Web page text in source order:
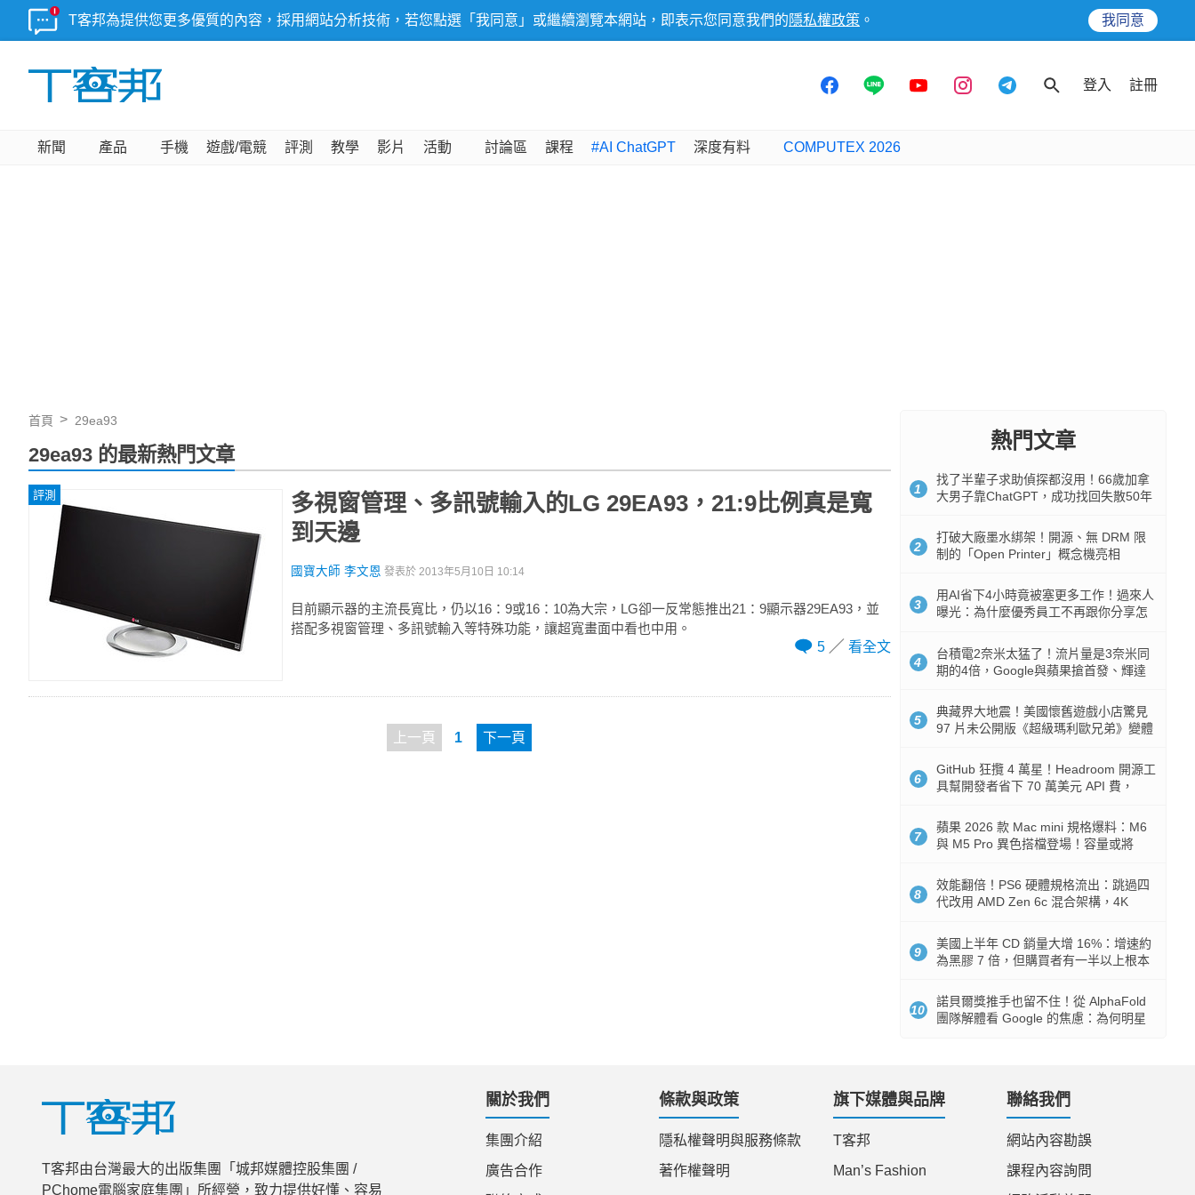
T客邦為提供您更多優質的內容，採用網站分析技術，若您點選「我同意」或繼續瀏覽本網站，即表示您同意我們的 隱私權政策 。 我同意
登入 註冊
新聞 產品 手機 遊戲/電競 評測 教學 影片 活動 討論區 課程 #AI ChatGPT 深度有料 COMPUTEX 2026
首頁 29ea93
29ea93 的最新熱門文章
評測
多視窗管理、多訊號輸入的LG 29EA93，21:9比例真是寬
到天邊
國寶大師 李文恩 發表於 2013年5月10日 10:14
目前顯示器的主流長寬比，仍以16：9或16：10為大宗，LG卻一反常態推出21：9顯示器29EA93，並
搭配多視窗管理、多訊號輸入等特殊功能，讓超寬畫面中看也中用。
5
看全文
上一頁 1 下一頁
熱門文章
1
找了半輩子求助偵探都沒用！66歲加拿
大男子靠ChatGPT，成功找回失散50年
2
打破大廠墨水綁架！開源、無 DRM 限
制的「Open Printer」概念機亮相
3
用AI省下4小時竟被塞更多工作！過來人
曝光：為什麼優秀員工不再跟你分享怎
4
台積電2奈米太猛了！流片量是3奈米同
期的4倍，Google與蘋果搶首發、輝達
5
典藏界大地震！美國懷舊遊戲小店驚見
97 片未公開版《超級瑪利歐兄弟》變體
6
GitHub 狂攬 4 萬星！Headroom 開源工
具幫開發者省下 70 萬美元 API 費，
7
蘋果 2026 款 Mac mini 規格爆料：M6
與 M5 Pro 異色搭檔登場！容量或將
8
效能翻倍！PS6 硬體規格流出：跳過四
代改用 AMD Zen 6c 混合架構，4K
9
美國上半年 CD 銷量大增 16%：增速約
為黑膠 7 倍，但購買者有一半以上根本
10
諾貝爾獎推手也留不住！從 AlphaFold
團隊解體看 Google 的焦慮：為何明星
T客邦由台灣最大的出版集團「城邦媒體控股集團 /
PChome電腦家庭集團」所經營，致力提供好懂、容易
關於我們
集團介紹
廣告合作
條款與政策
隱私權聲明與服務條款
著作權聲明
旗下媒體與品牌
T客邦
Man’s Fashion
聯絡我們
網站內容勘誤
課程內容詢問